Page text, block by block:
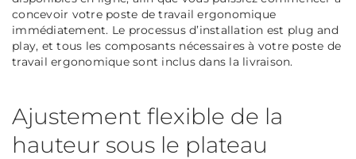
concevoir votre poste de travail ergonomique
immédiatement. Le processus d’installation est plug and
play, et tous les composants nécessaires à votre poste de
travail ergonomique sont inclus dans la livraison.
Ajustement flexible de la
hauteur sous le plateau